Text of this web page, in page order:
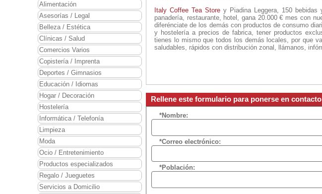
Alimentación
Asesorías / Legal
Belleza / Estética
Clínicas / Salud
Comercios Varios
Copistería / Imprenta
Deportes / Gimnasios
Educación / Idiomas
Hogar / Decoración
Hostelería
Informática / Telefonía
Limpieza
Moda
Ocio / Entretenimiento
Productos especializados
Regalo / Jueguetes
Servicios a Domicilio
Italy Coffee Tea Store y Piadina Leggera, 150
panadería, restaurante, hotel, gana 20.000 € mes con
diferénciate de los demás con productos de consumo
y hostelería a precios de fabrica, tener productos
tienes lo mismo que todos los demás locales, por que
saludables, rápidos con distribución zonal, llámanos,
Rellene este formulario para ponerse en
*Nombre:
*Correo electrónico:
*Población: